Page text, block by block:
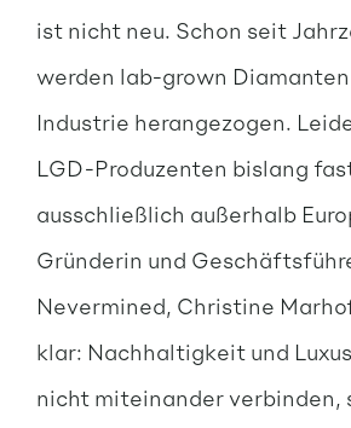
ist nicht neu. Schon seit
werden lab-grown
Industrie herangezogen.
LGD-Produzenten bislang
ausschließlich außerhalb
Gründerin und
Nevermined, Christine
klar: Nachhaltigkeit und
nicht miteinander verbinden,